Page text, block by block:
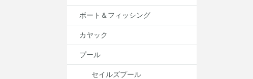
ボート＆フィッシング
カヤック
プール
セイルズプール